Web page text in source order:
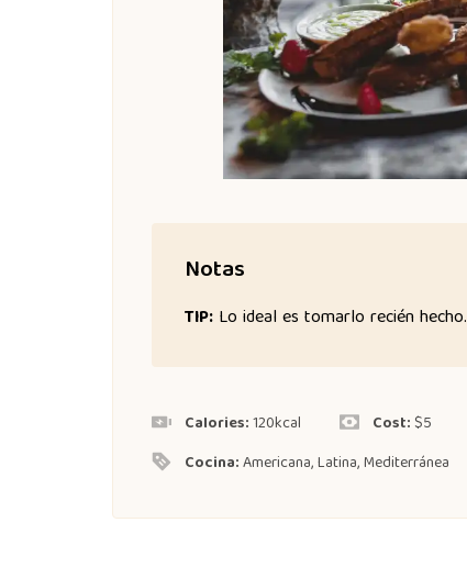
Notas
TIP: Lo ideal es tomarlo recién hecho.
Calories:120kcal Cost: $5
Cocina:Americana, Latina, Mediterránea